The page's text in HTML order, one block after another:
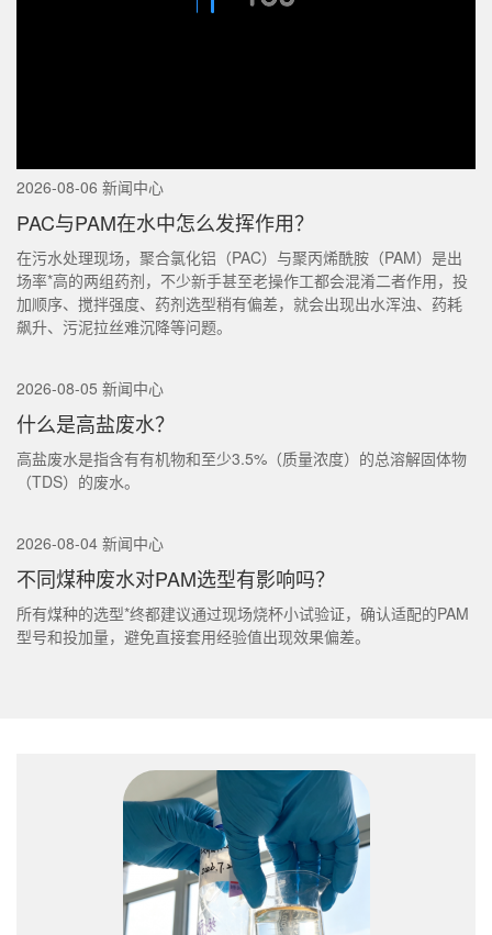
2026-08-06 新闻中心
PAC与PAM在水中怎么发挥作用？
在污水处理现场，聚合氯化铝（PAC）与聚丙烯酰胺（PAM）是出
场率*高的两组药剂，不少新手甚至老操作工都会混淆二者作用，投
加顺序、搅拌强度、药剂选型稍有偏差，就会出现出水浑浊、药耗
飙升、污泥拉丝难沉降等问题。
2026-08-05 新闻中心
什么是高盐废水？
高盐废水是指含有有机物和至少3.5%（质量浓度）的总溶解固体物
（TDS）的废水。
2026-08-04 新闻中心
不同煤种废水对PAM选型有影响吗？
所有煤种的选型*终都建议通过现场烧杯小试验证，确认适配的PAM
型号和投加量，避免直接套用经验值出现效果偏差。